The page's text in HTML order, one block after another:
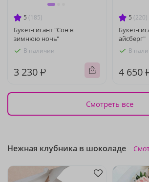
5 (185)
Букет-гигант "Сон в
зимнюю ночь"
В наличии
3 230 ₽
5 (220)
Букет-
айсберг"
В
4 650
Смотреть все
Нежная клубника в шоколаде